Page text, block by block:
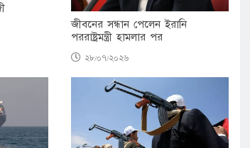
জীবনের সন্ধান পেলেন ইরানি
পররাষ্ট্রমন্ত্রী হামলার পর
২৮/০৭/২০২৬